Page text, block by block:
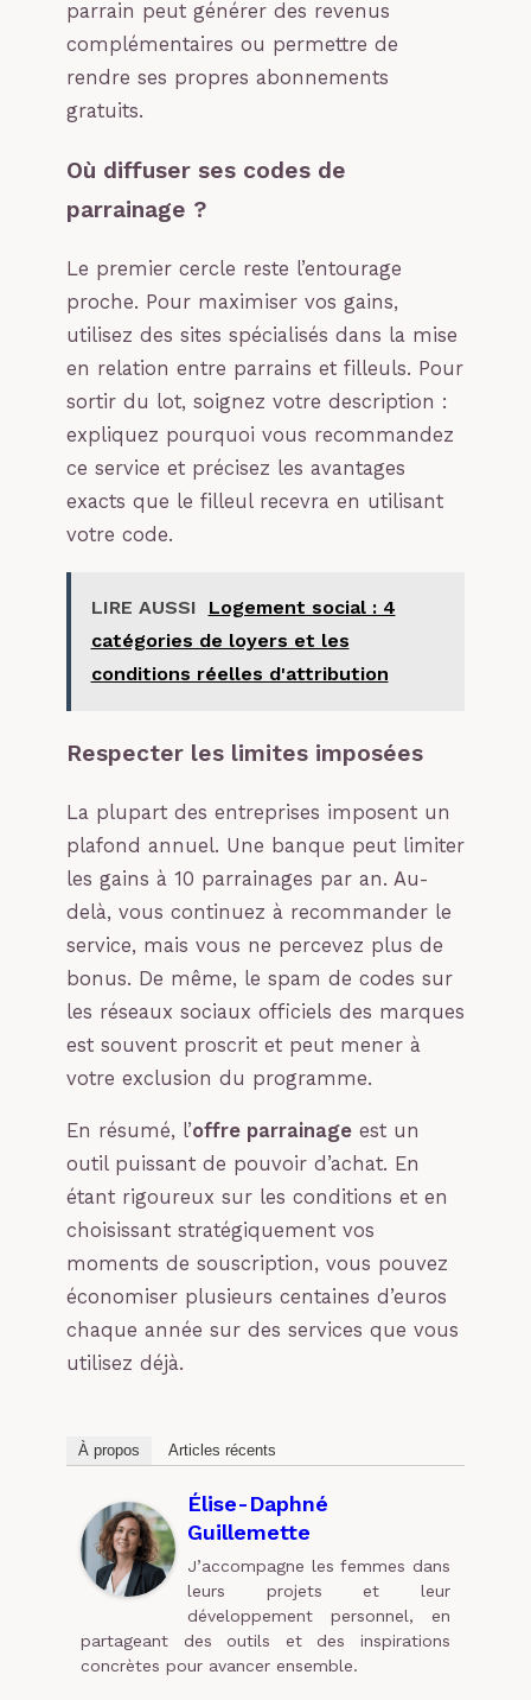
parrain peut générer des revenus
complémentaires ou permettre de
rendre ses propres abonnements
gratuits.
Où diffuser ses codes de
parrainage ?
Le premier cercle reste l’entourage
proche. Pour maximiser vos gains,
utilisez des sites spécialisés dans la mise
en relation entre parrains et filleuls. Pour
sortir du lot, soignez votre description :
expliquez pourquoi vous recommandez
ce service et précisez les avantages
exacts que le filleul recevra en utilisant
votre code.
LIRE AUSSI
Logement social : 4
catégories de loyers et les
conditions réelles d'attribution
Respecter les limites imposées
La plupart des entreprises imposent un
plafond annuel. Une banque peut limiter
les gains à 10 parrainages par an. Au-
delà, vous continuez à recommander le
service, mais vous ne percevez plus de
bonus. De même, le spam de codes sur
les réseaux sociaux officiels des marques
est souvent proscrit et peut mener à
votre exclusion du programme.
En résumé, l’offre parrainage est un
outil puissant de pouvoir d’achat. En
étant rigoureux sur les conditions et en
choisissant stratégiquement vos
moments de souscription, vous pouvez
économiser plusieurs centaines d’euros
chaque année sur des services que vous
utilisez déjà.
À propos Articles récents
Élise-Daphné
Guillemette
J’accompagne les femmes dans
leurs projets et leur
développement personnel, en
partageant des outils et des inspirations
concrètes pour avancer ensemble.